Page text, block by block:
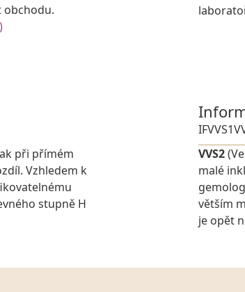
obchodu.
při přímém
Vzhledem k
stupně H
IFVVS1
VVS2
malé
větším
je opět